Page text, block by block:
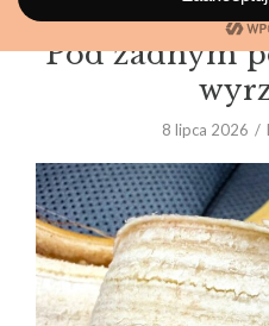
Została ci
Pod żadnym
8 lipca 2026